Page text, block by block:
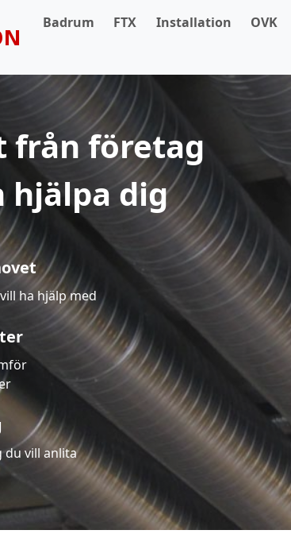
Badrum FTX Installation OVK
från företag
hjälpa dig
ha hjälp med
du vill anlita